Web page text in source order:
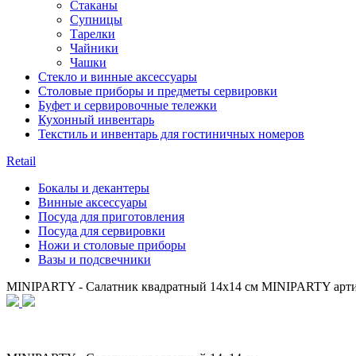
Стаканы
Супницы
Тарелки
Чайники
Чашки
Стекло и винные аксессуары
Столовые приборы и предметы сервировки
Буфет и сервировочные тележки
Кухонный инвентарь
Текстиль и инвентарь для гостиничных номеров
Retail
Бокалы и декантеры
Винные аксессуары
Посуда для приготовления
Посуда для сервировки
Ножи и столовые приборы
Вазы и подсвечники
MINIPARTY - Салатник квадратный 14х14 см MINIPARTY